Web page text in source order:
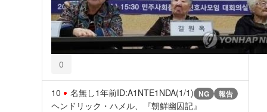
0
10 名無し1年前ID:A1NTE1NDA(1/1) NG 報告
ヘンドリック・ハメル、『朝鮮幽囚記』